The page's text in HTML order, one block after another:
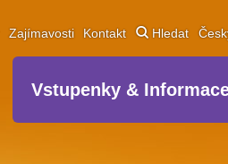
Zajímavosti Kontakt Hledat
Vstupenky &